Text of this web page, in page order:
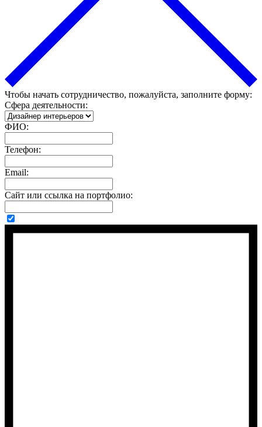
Чтобы начать сотрудничество, пожалуйста, заполните форму:
Сфера деятельности:
ФИО:
Телефон:
Email:
Сайт или ссылка на портфолио: